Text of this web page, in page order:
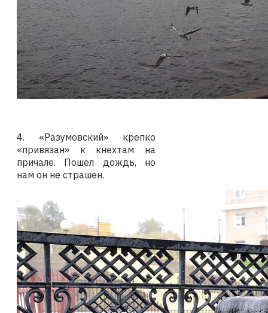
4. «Разумовский» крепко
«привязан» к кнехтам на
причале. Пошел дождь, но
нам он не страшен.